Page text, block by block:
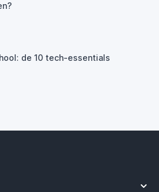
de 10 tech-essentials